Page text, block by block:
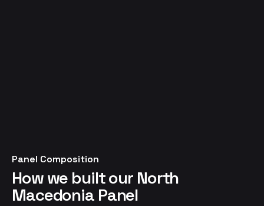
Panel Composition
How we built our North
Macedonia Panel